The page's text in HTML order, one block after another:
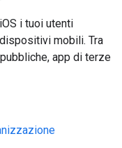
i tuoi utenti
mobili. Tra
app di terze